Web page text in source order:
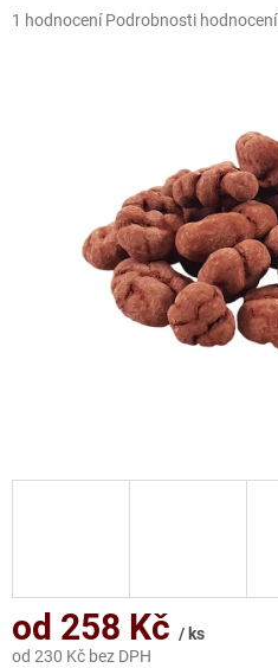
Průměrné
1 hodnocení Podrobnosti hodnocení
od 258 Kč / ks
od 230 Kč bez DPH